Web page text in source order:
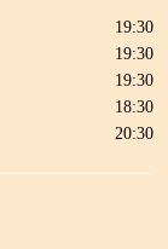
19:30
19:30
19:30
18:30
20:30